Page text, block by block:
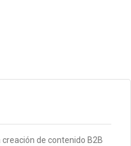
de contenido B2B